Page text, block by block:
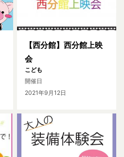
【西分館】西分館上映
会
こども
開催日
2021年9月12日